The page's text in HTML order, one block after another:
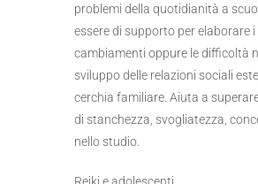
problemi della quotidianità a
essere di supporto per elaborare i
cambiamenti oppure le difficoltà
sviluppo delle relazioni sociali
cerchia familiare. Aiuta a
di stanchezza, svogliatezza,
nello studio.
Reiki e adolescenti